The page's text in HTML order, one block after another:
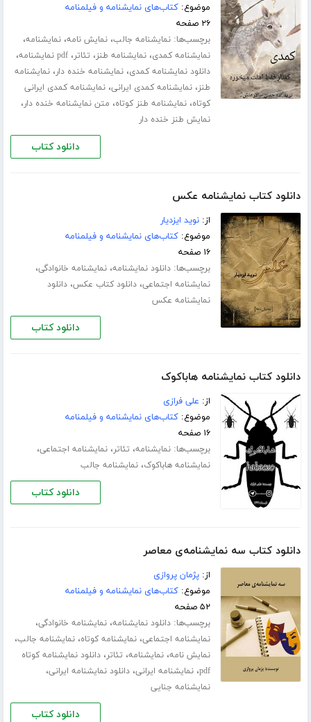
موضوع:کتاب‌های نمایشنامه و فیلمنامه
۲۶ صفحه
برچسب‌ها:نمایشنامه جالب،نمایش نامه،نمایشنامه،
نمایشنامه کمدی،نمایشنامه طنز، تئاتر،pdf نمایشنامه ،
دانلود نمایشنامه کمدی،نمایشنامه خنده دار،نمایشنامه
طنز،نمایشنامه کمدی ایرانی،نمایشنامه کمدی ایرانی
کوتاه،نمایشنامه طنز کوتاه، متن نمایشنامه خنده دار،
نمایش طنز خنده دار
دانلود کتاب
دانلود کتاب نمایشنامه عکس
از:نوید ایزدیار
موضوع:کتاب‌های نمایشنامه و فیلمنامه
۱۶ صفحه
برچسب‌ها:دانلود نمایشنامه،نمایشنامه خانوادگی،
نمایشنامه اجتماعی،دانلود کتاب عکس،دانلود
نمایشنامه عکس
دانلود کتاب
دانلود کتاب نمایشنامه هاباکوک
از: علی فرازی
موضوع:کتاب‌های نمایشنامه و فیلمنامه
۱۶ صفحه
برچسب‌ها:نمایشنامه، تئاتر،نمایشنامه اجتماعی،
نمایشنامه هاباکوک،نمایشنامه جالب
دانلود کتاب
دانلود کتاب سه نمایشنامه‌ی معاصر
از:پژمان پروازی
موضوع:کتاب‌های نمایشنامه و فیلمنامه
۵۲ صفحه
برچسب‌ها:دانلود نمایشنامه،نمایشنامه خانوادگی،
نمایشنامه اجتماعی،نمایشنامه کوتاه،نمایشنامه جالب،
نمایش نامه،نمایشنامه، تئاتر،دانلود نمایشنامه کوتاه
pdf،نمایشنامه ایرانی،دانلود نمایشنامه ایرانی،
نمایشنامه جنایی
دانلود کتاب